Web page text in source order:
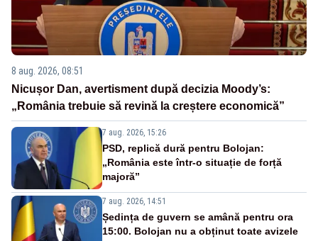
8 aug. 2026, 08:51
Nicușor Dan, avertisment după decizia Moody’s:
„România trebuie să revină la creștere economică”
7 aug. 2026, 15:26
PSD, replică dură pentru Bolojan:
„România este într-o situație de forță
majoră”
7 aug. 2026, 14:51
Ședința de guvern se amână pentru ora
15:00. Bolojan nu a obținut toate avizele